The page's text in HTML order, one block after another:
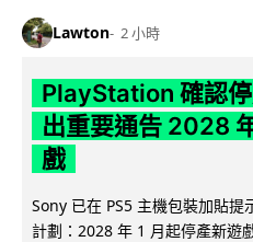
Lawton 2 小時
PlayStation 確認
出重要通告 2028
戲
Sony 已在 PS5 主機包裝加貼
計劃：2028 年 1 月起停產新遊